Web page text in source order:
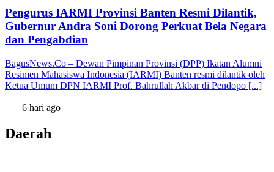
Pengurus IARMI Provinsi Banten Resmi Dilantik,
Gubernur Andra Soni Dorong Perkuat Bela Negara
dan Pengabdian
BagusNews.Co – Dewan Pimpinan Provinsi (DPP) Ikatan Alumni
Resimen Mahasiswa Indonesia (IARMI) Banten resmi dilantik oleh
Ketua Umum DPN IARMI Prof. Bahrullah Akbar di Pendopo [...]
6 hari ago
Daerah